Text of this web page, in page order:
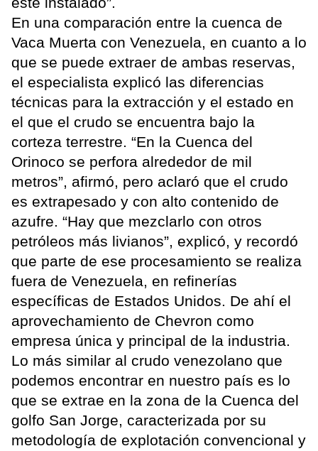
En una comparación entre la cuenca de
Vaca Muerta con Venezuela, en cuanto a lo
que se puede extraer de ambas reservas,
el especialista explicó las diferencias
técnicas para la extracción y el estado en
el que el crudo se encuentra bajo la
corteza terrestre. “En la Cuenca del
Orinoco se perfora alrededor de mil
metros”, afirmó, pero aclaró que el crudo
es extrapesado y con alto contenido de
azufre. “Hay que mezclarlo con otros
petróleos más livianos”, explicó, y recordó
que parte de ese procesamiento se realiza
fuera de Venezuela, en refinerías
específicas de Estados Unidos. De ahí el
aprovechamiento de Chevron como
empresa única y principal de la industria.
Lo más similar al crudo venezolano que
podemos encontrar en nuestro país es lo
que se extrae en la zona de la Cuenca del
golfo San Jorge, caracterizada por su
metodología de explotación convencional y